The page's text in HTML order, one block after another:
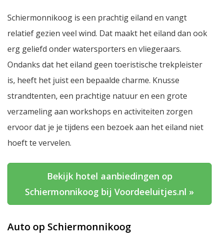
Schiermonnikoog is een prachtig eiland en vangt
relatief gezien veel wind. Dat maakt het eiland dan ook
erg geliefd onder watersporters en vliegeraars.
Ondanks dat het eiland geen toeristische trekpleister
is, heeft het juist een bepaalde charme. Knusse
strandtenten, een prachtige natuur en een grote
verzameling aan workshops en activiteiten zorgen
ervoor dat je je tijdens een bezoek aan het eiland niet
hoeft te vervelen.
Bekijk hotel aanbiedingen op
Schiermonnikoog bij Voordeeluitjes.nl »
Auto op Schiermonnikoog